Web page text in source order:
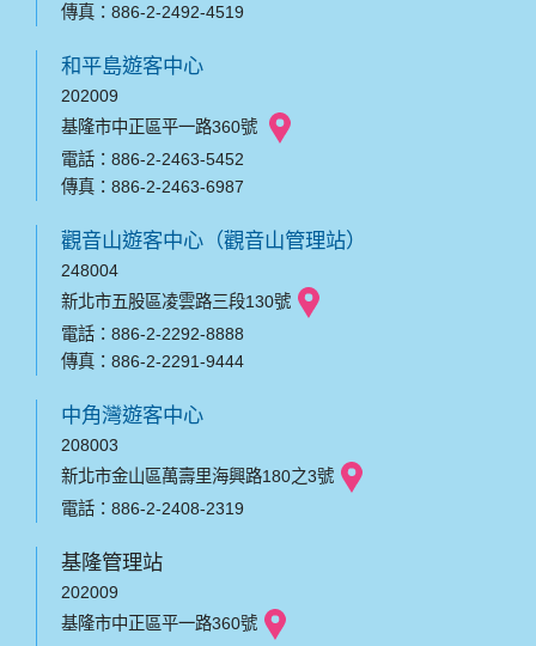
傳真：886-2-2492-4519
和平島遊客中心
202009
基隆市中正區平一路360號
電話：886-2-2463-5452
傳真：886-2-2463-6987
觀音山遊客中心（觀音山管理站）
248004
新北市五股區凌雲路三段130號
電話：886-2-2292-8888
傳真：886-2-2291-9444
中角灣遊客中心
208003
新北市金山區萬壽里海興路180之3號
電話：886-2-2408-2319
基隆管理站
202009
基隆市中正區平一路360號